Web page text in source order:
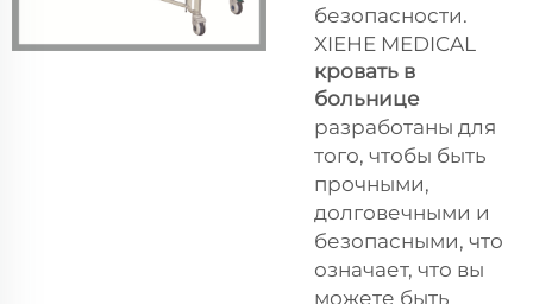
безопасности.
XIEHE MEDICAL
кровать в
больнице
разработаны для
того, чтобы быть
прочными,
долговечными и
безопасными, что
означает, что вы
можете быть